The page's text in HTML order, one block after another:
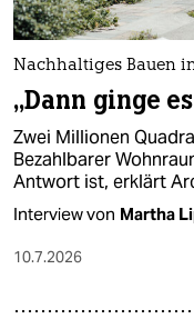
Nachhaltiges Bauen
„Dann ginge
Zwei Millionen
Bezahlbarer
Antwort ist, erklärt
Interview von Martha
10.7.2026